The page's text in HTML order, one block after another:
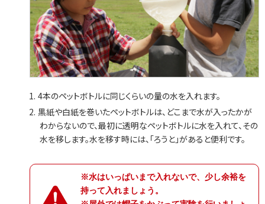
4本のペットボトルに同じくらいの量の水を入れます。
黒紙や白紙を巻いたペットボトルは、どこまで水が入ったかが
わからないので、最初に透明なペットボトルに水を入れて、その
水を移します。水を移す時には、「ろうと」があると便利です。
※水はいっぱいまで入れないで、少し余裕を
持って入れましょう。